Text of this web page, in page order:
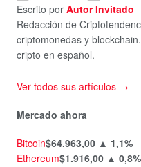
Escrito por Autor Invitado
Redacción de
criptomonedas y
cripto en español.
Ver todos sus artículos →
Mercado ahora
Bitcoin$64.963,00 ▲ 1,1%
Ethereum$1.916,00 ▲ 0,8%